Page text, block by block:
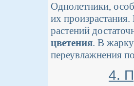
Однолетники,
их
растений
цветения. В
переувлажнения
4.